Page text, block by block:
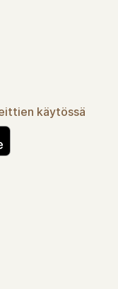
käytössä